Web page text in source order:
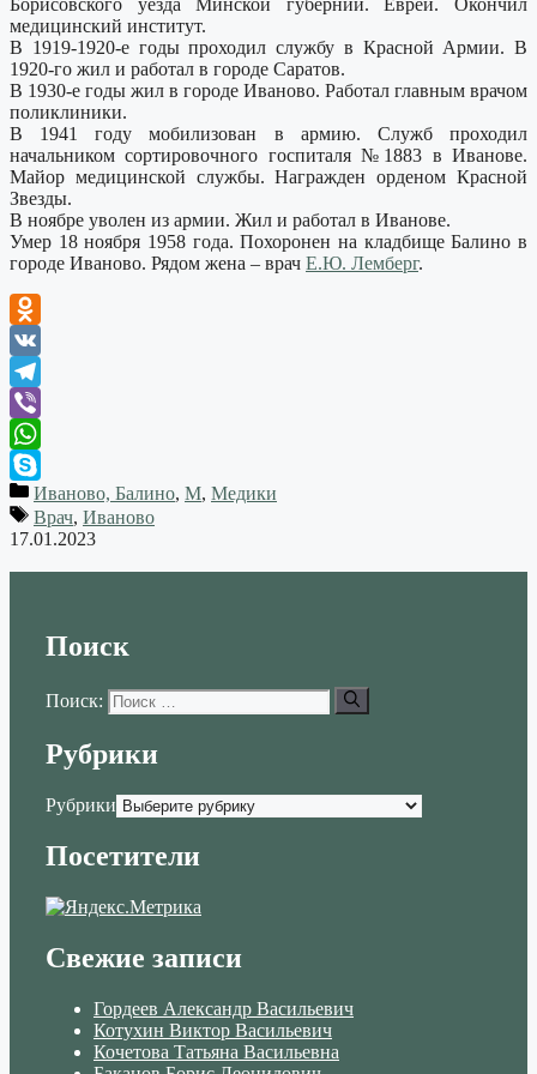
медицинский институт.
В 1919-1920-е годы проходил службу в Красной Армии. В
1920-го жил и работал в городе Саратов.
В 1930-е годы жил в городе Иваново. Работал главным врачом
поликлиники.
В 1941 году мобилизован в армию. Служб проходил
начальником сортировочного госпиталя №1883 в Иванове.
Майор медицинской службы. Награжден орденом Красной
Звезды.
В ноябре уволен из армии. Жил и работал в Иванове.
Умер 18 ноября 1958 года. Похоронен на кладбище Балино в
городе Иваново. Рядом жена – врач Е.Ю. Лемберг.
Odnoklassniki
VK
Telegram
Viber
WhatsApp
SkypeИваново, Балино, М, Медики
Врач, Иваново
17.01.2023
Поиск
Поиск:
Рубрики
Рубрики
Посетители
Свежие записи
Гордеев Александр Васильевич
Котухин Виктор Васильевич
Кочетова Татьяна Васильевна